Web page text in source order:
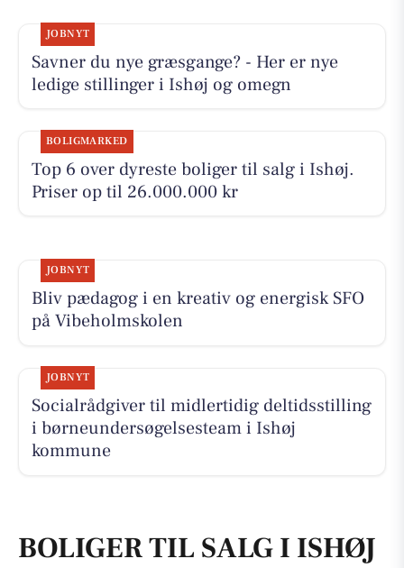
JOBNYT
Savner du nye græsgange? - Her er nye
ledige stillinger i Ishøj og omegn
BOLIGMARKED
Top 6 over dyreste boliger til salg i Ishøj.
Priser op til 26.000.000 kr
JOBNYT
Bliv pædagog i en kreativ og energisk SFO
på Vibeholmskolen
JOBNYT
Socialrådgiver til midlertidig deltidsstilling
i børneundersøgelsesteam i Ishøj
kommune
BOLIGER TIL SALG I ISHØJ